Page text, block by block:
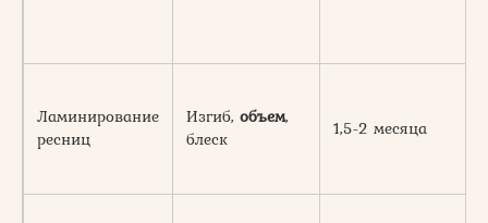
Ламинирование
ресниц
Изгиб, объем,
блеск
1,5-2 месяца